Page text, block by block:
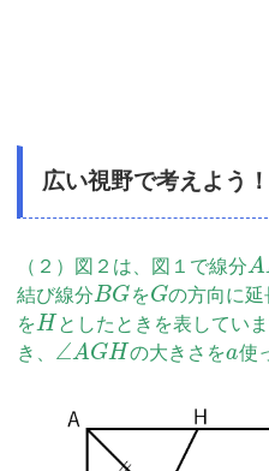
広い視野で考えよう！
（２）図２は、図１で線分A
結び線分BGをGの方向に延
をH としたときを表していま
き、 ∠AGHの大きさをa使